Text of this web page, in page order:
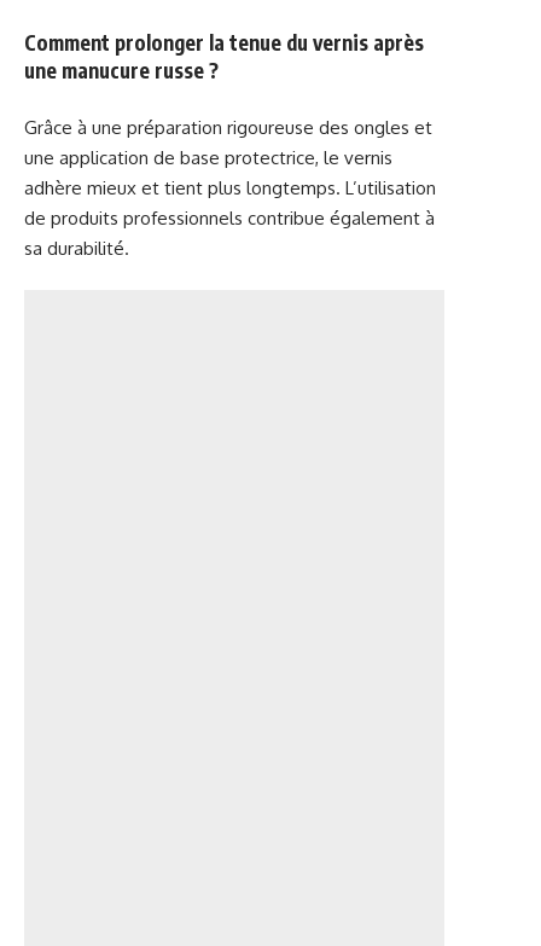
Comment prolonger la tenue du vernis après
une manucure russe ?
Grâce à une préparation rigoureuse des ongles et
une application de base protectrice, le vernis
adhère mieux et tient plus longtemps. L’utilisation
de produits professionnels contribue également à
sa durabilité.